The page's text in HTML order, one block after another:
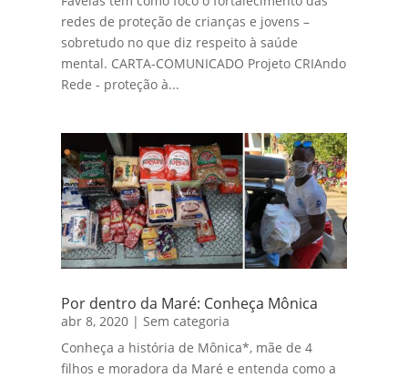
redes de proteção de crianças e jovens –
sobretudo no que diz respeito à saúde
mental. CARTA-COMUNICADO Projeto CRIAndo
Rede - proteção à...
Por dentro da Maré: Conheça Mônica
abr 8, 2020 | Sem categoria
Conheça a história de Mônica*, mãe de 4
filhos e moradora da Maré e entenda como a